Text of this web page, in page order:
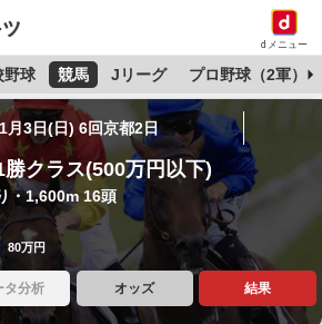
dメニュー
野球 競馬 Jリーグ プロ野球（2軍）
月3日(日) 6回京都2日
クラス(500万円以下)
・1,600m 16頭
80万円
タ分析 オッズ 結果